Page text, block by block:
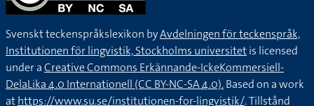
Svenskt teckenspråkslexikon byAvdelningen för teckenspråk,
Institutionen för lingvistik, Stockholms universitetis licensed
under aCreative Commons Erkännande-IckeKommersiell-
DelaLika 4.0 Internationell (CC BY-NC-SA 4.0).Based on a work
athttps://www.su.se/institutionen-for-lingvistik/. Tillstånd